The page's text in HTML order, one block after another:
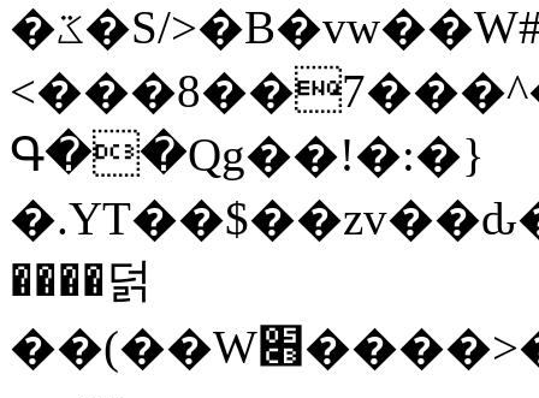
�ػ�S/>�B�vw��W#�I��*]\W��)Ħ�1��fC}
Գ��Qg��!�:�}
����덝
��(��W׋����>��O>�d�%Y�@�@ڻ<�z{rc&׻��z�����AeK�^�����������˩t��=x~